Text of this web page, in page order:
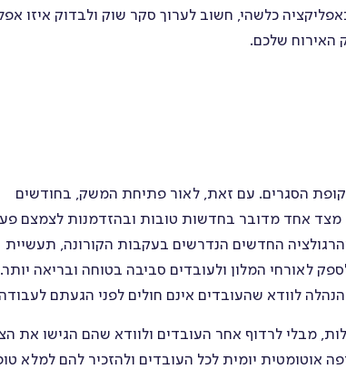
כלשהי, חשוב לערוך סקר שוק ולבדוק איזו
האירוח שלכם.
הסגרים. עם זאת, לאור פתיחת המשק, בחודשים
מצד אחד מדובר בחדשות טובות ובהזדמנות לצמצם
החדשים הנדרשים בעקבות הקורונה, תעשיית
לאורחי המלון ולעובדים סביבה בטוחה ובריאה
לוודא שהעובדים אינם חולים לפני הגעתם
מבלי לרדוף אחר העובדים ולוודא שהם הגישו את
אוטומטית יומית לכל העובדים ולהזכיר להם למלא